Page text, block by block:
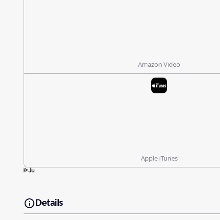
Amazon Video
Apple iTunes
Details